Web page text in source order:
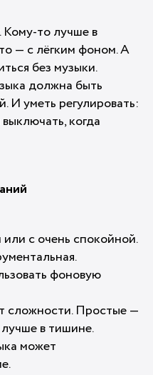
Кому-то лучше в
— с лёгким фоном. А
без музыки.
должна быть
И уметь регулировать:
когда
с очень спокойной.
фоновую
сложности. Простые —
в тишине.
может